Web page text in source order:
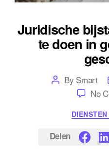
Juridische
te doen in
Post
author
By Smart
No
Delen